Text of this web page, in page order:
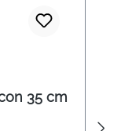
35 cm